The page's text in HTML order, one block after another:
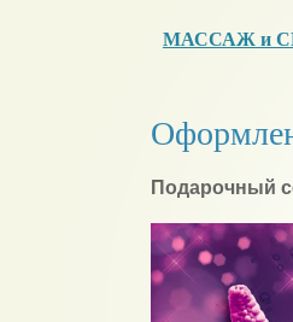
МАССАЖ и
Подарочный